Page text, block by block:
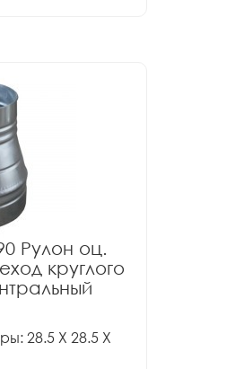
Рулон оц.
круглого
28.5 X 28.5 X